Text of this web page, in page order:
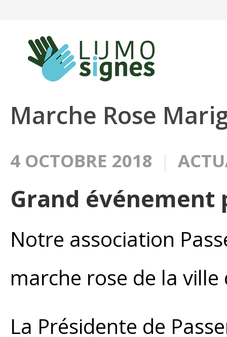
Marche Rose
4 OCTOBRE 2018
Grand événement
Notre association
marche rose de la
La Présidente de